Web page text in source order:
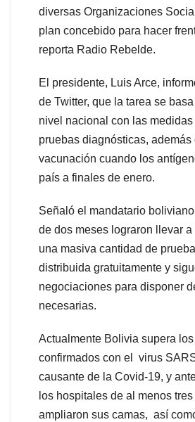
diversas Organizaciones
plan concebido para hacer
reporta Radio Rebelde.
El presidente, Luis Arce,
de Twitter, que la tarea se
nivel nacional con las
pruebas diagnósticas, además
vacunación cuando los
país a finales de enero.
Señaló el mandatario
de dos meses lograron llevar
una masiva cantidad de
distribuida gratuitamente y
negociaciones para disponer
necesarias.
Actualmente Bolivia supera los
confirmados con el virus
causante de la Covid-19, y
los hospitales de al menos
ampliaron sus camas, así